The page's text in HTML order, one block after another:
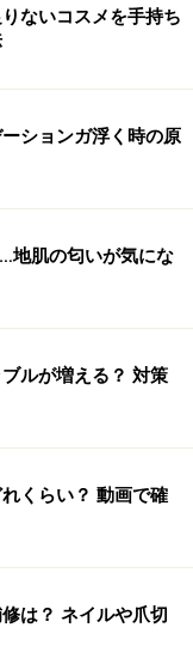
ないコスメを手持ち
ションガ浮く時の原
地肌の匂いが気にな
ルが増える？ 対策
くらい？ 動画で確
は？ ネイルや爪切